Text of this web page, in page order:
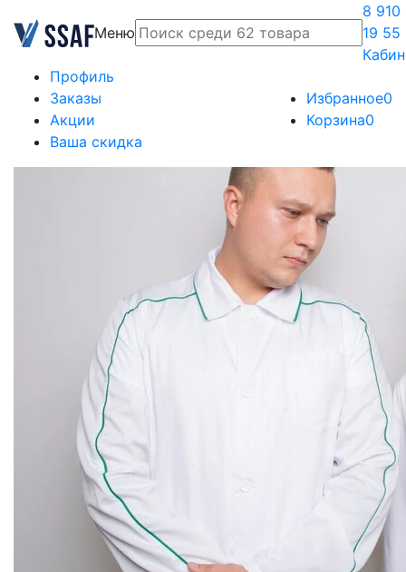
Меню
8 910
19 55
Профиль
Заказы
Акции
Ваша скидка
Избранное0
Корзина0